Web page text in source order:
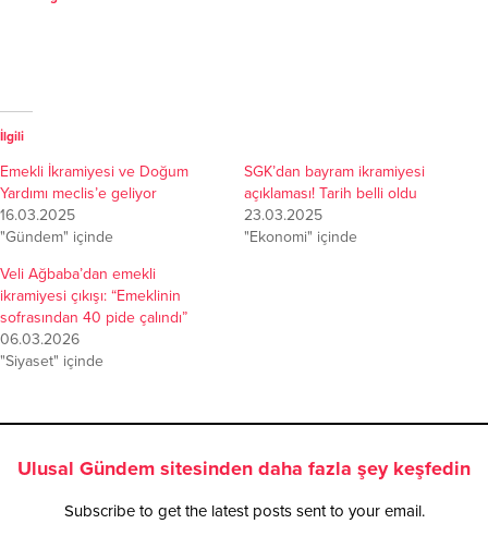
İlgili
Emekli İkramiyesi ve Doğum
Yardımı meclis’e geliyor
16.03.2025
"Gündem" içinde
SGK’dan bayram ikramiyesi
açıklaması! Tarih belli oldu
23.03.2025
"Ekonomi" içinde
Veli Ağbaba’dan emekli
ikramiyesi çıkışı: “Emeklinin
sofrasından 40 pide çalındı”
06.03.2026
"Siyaset" içinde
Ulusal Gündem sitesinden daha fazla şey keşfedin
Subscribe to get the latest posts sent to your email.